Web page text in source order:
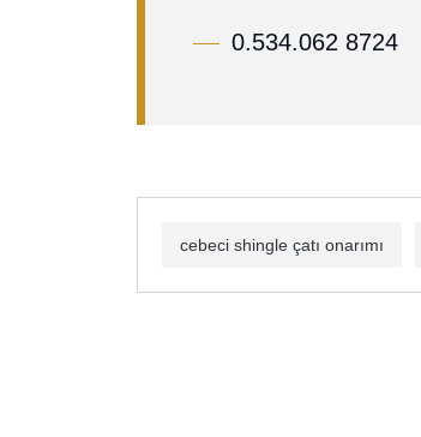
0.534.062 8724
cebeci shingle çatı onarımı